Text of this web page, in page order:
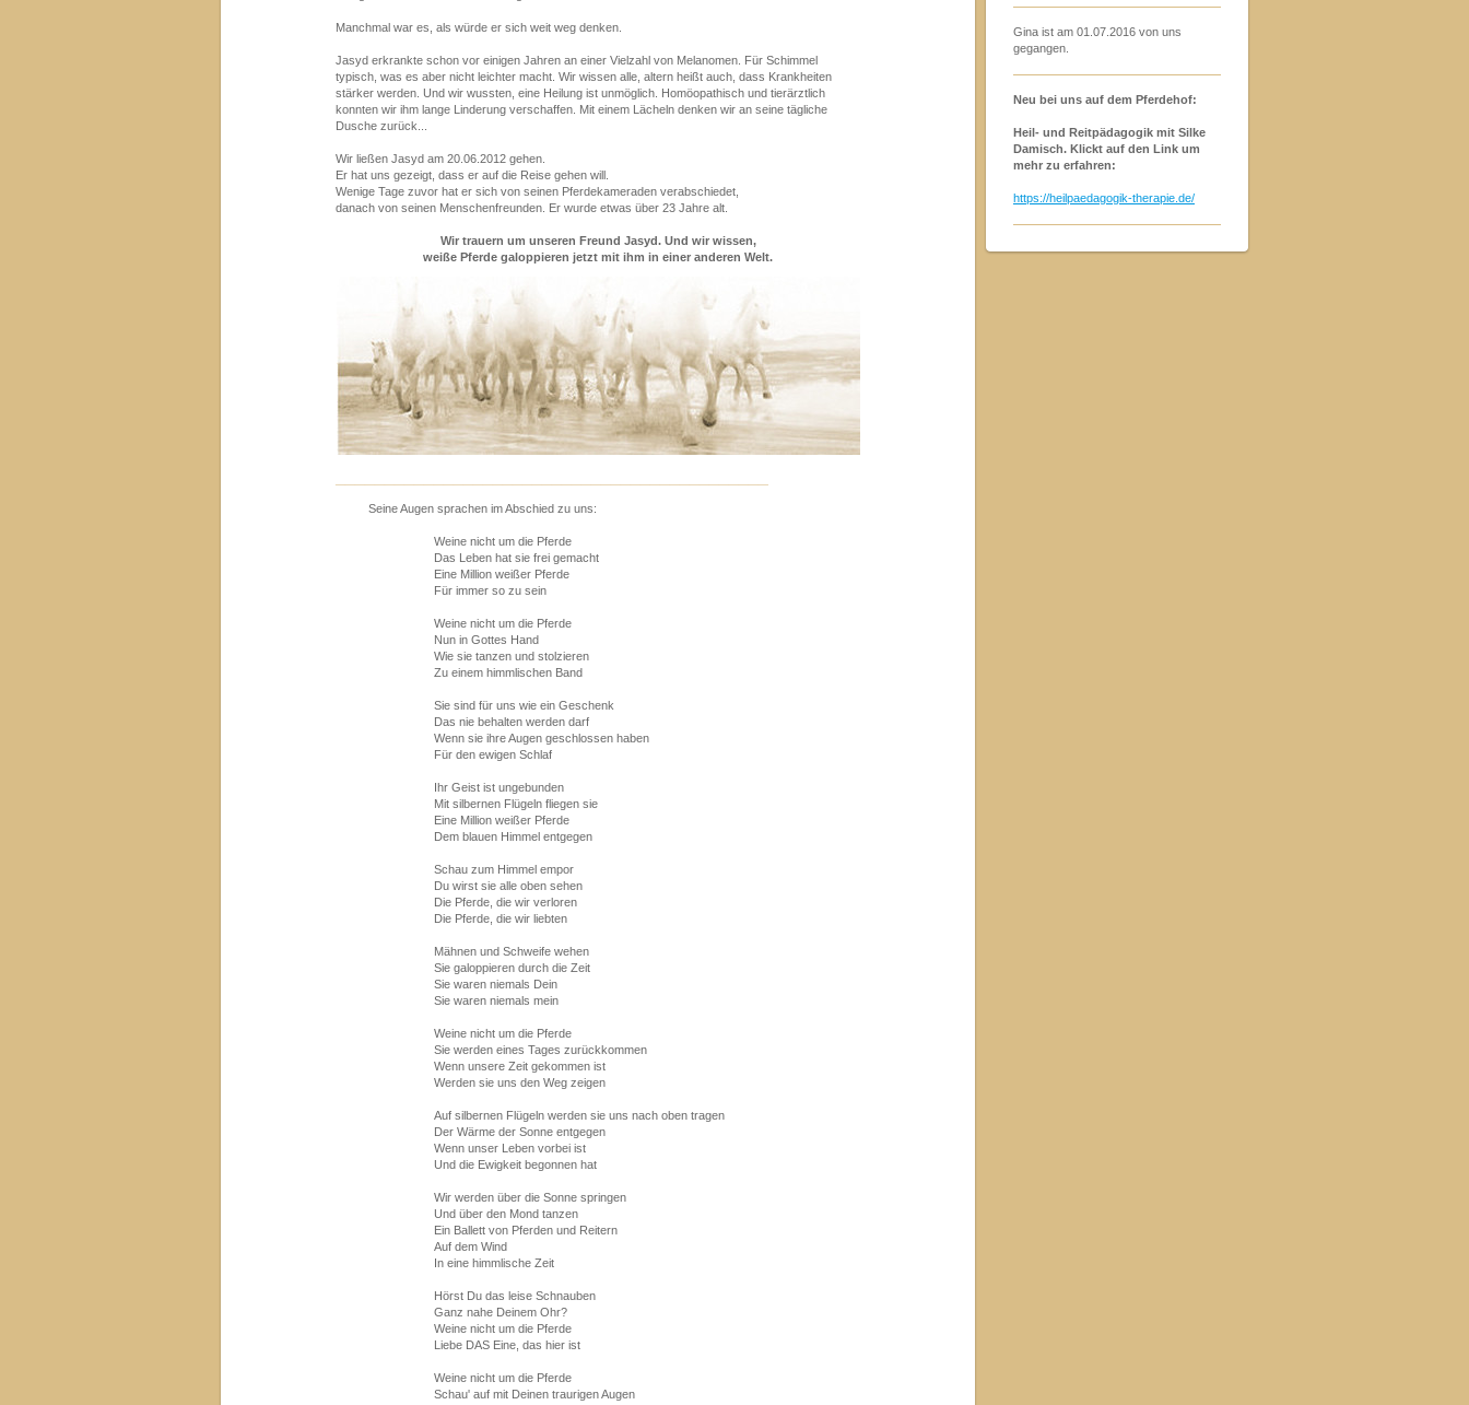
Manchmal war es, als würde er sich weit weg denken.
Jasyd erkrankte schon vor einigen Jahren an einer Vielzahl von Melanomen. Für Schimmel
typisch, was es aber nicht leichter macht. Wir wissen alle, altern heißt auch, dass Krankheiten
stärker werden. Und wir wussten, eine Heilung ist unmöglich. Homöopathisch und tierärztlich
konnten wir ihm lange Linderung verschaffen. Mit einem Lächeln denken wir an seine tägliche
Dusche zurück...
Wir ließen Jasyd am 20.06.2012 gehen.
Er hat uns gezeigt, dass er auf die Reise gehen will.
Wenige Tage zuvor hat er sich von seinen Pferdekameraden verabschiedet,
danach von seinen Menschenfreunden. Er wurde etwas über 23 Jahre alt.
Wir trauern um unseren Freund Jasyd. Und wir wissen,
weiße Pferde galoppieren jetzt mit ihm in einer anderen Welt.
Seine Augen sprachen im Abschied zu uns:
Weine nicht um die Pferde
Das Leben hat sie frei gemacht
Eine Million weißer Pferde
Für immer so zu sein
Weine nicht um die Pferde
Nun in Gottes Hand
Wie sie tanzen und stolzieren
Zu einem himmlischen Band
Sie sind für uns wie ein Geschenk
Das nie behalten werden darf
Wenn sie ihre Augen geschlossen haben
Für den ewigen Schlaf
Ihr Geist ist ungebunden
Mit silbernen Flügeln fliegen sie
Eine Million weißer Pferde
Dem blauen Himmel entgegen
Schau zum Himmel empor
Du wirst sie alle oben sehen
Die Pferde, die wir verloren
Die Pferde, die wir liebten
Mähnen und Schweife wehen
Sie galoppieren durch die Zeit
Sie waren niemals Dein
Sie waren niemals mein
Weine nicht um die Pferde
Sie werden eines Tages zurückkommen
Wenn unsere Zeit gekommen ist
Werden sie uns den Weg zeigen
Auf silbernen Flügeln werden sie uns nach oben tragen
Der Wärme der Sonne entgegen
Wenn unser Leben vorbei ist
Und die Ewigkeit begonnen hat
Wir werden über die Sonne springen
Und über den Mond tanzen
Ein Ballett von Pferden und Reitern
Auf dem Wind
In eine himmlische Zeit
Hörst Du das leise Schnauben
Ganz nahe Deinem Ohr?
Weine nicht um die Pferde
Liebe DAS Eine, das hier ist
Weine nicht um die Pferde
Schau' auf mit Deinen traurigen Augen
Gina ist am 01.07.2016 von uns
gegangen.
Neu bei uns auf dem Pferdehof:
Heil- und Reitpädagogik mit Silke
Damisch. Klickt auf den Link um
mehr zu erfahren:
https://heilpaedagogik-therapie.de/